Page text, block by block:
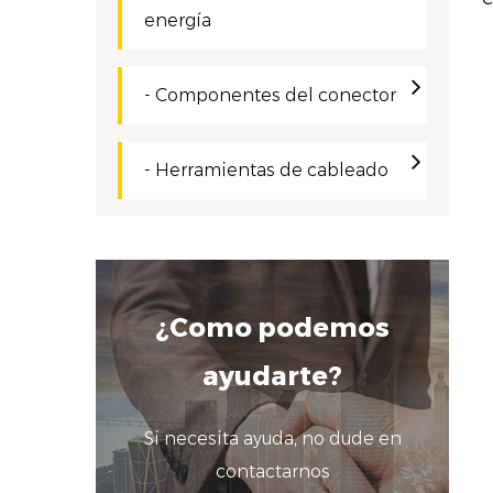
energía
- Componentes del conector
- Herramientas de cableado
¿Como podemos
ayudarte?
Si necesita ayuda, no dude en
contactarnos